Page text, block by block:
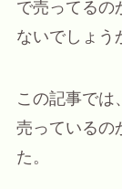
で売ってるの
ないでしょう
この記事では
売っているの
た。